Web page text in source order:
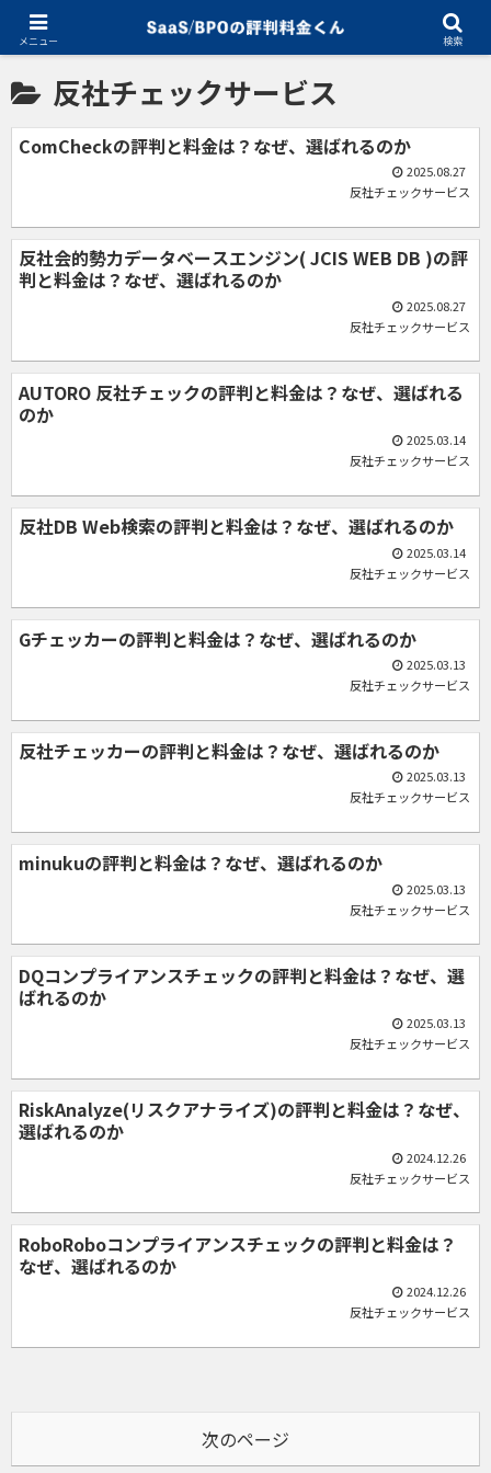
ホーム 反社チェックサービス
反社チェックサービス
ComCheckの評判と料金は？なぜ、選ばれるのか
2025.08.27
反社チェックサービス
反社会的勢力データベースエンジン( JCIS WEB DB )の評
判と料金は？なぜ、選ばれるのか
2025.08.27
反社チェックサービス
AUTORO 反社チェックの評判と料金は？なぜ、選ばれる
のか
2025.03.14
反社チェックサービス
反社DB Web検索の評判と料金は？なぜ、選ばれるのか
2025.03.14
反社チェックサービス
Gチェッカーの評判と料金は？なぜ、選ばれるのか
2025.03.13
反社チェックサービス
反社チェッカーの評判と料金は？なぜ、選ばれるのか
2025.03.13
反社チェックサービス
minukuの評判と料金は？なぜ、選ばれるのか
2025.03.13
反社チェックサービス
DQコンプライアンスチェックの評判と料金は？なぜ、選
ばれるのか
2025.03.13
反社チェックサービス
RiskAnalyze(リスクアナライズ)の評判と料金は？なぜ、
選ばれるのか
2024.12.26
反社チェックサービス
RoboRoboコンプライアンスチェックの評判と料金は？
なぜ、選ばれるのか
2024.12.26
反社チェックサービス
次のページ
メニュー 検索